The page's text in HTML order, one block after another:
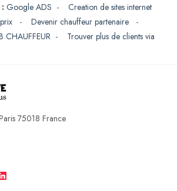
Google ADS - Creation de sites internet
- Devenir chauffeur partenaire
-
CHAUFFEUR - Trouver plus de clients via
75018 France